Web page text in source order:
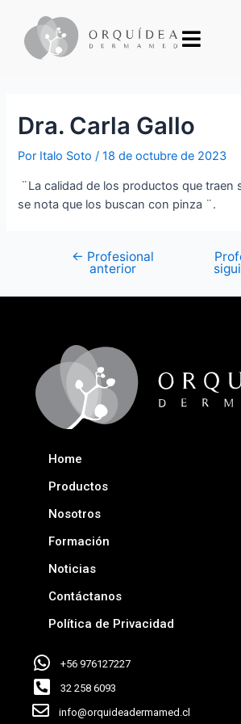
Dra. Carla Gallo
Por Italo Soto/18 de octubre de 2023
¨La calidad de los productos que traen
se nota que los buscan con pinza ¨.
← Profesional
anterior
Home
Productos
Nosotros
Formación
Noticias
Contáctanos
Política de Privacidad
+56 976127227
32 258 6093
info@orquideadermamed.cl